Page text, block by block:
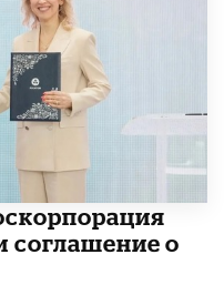
соглашение о